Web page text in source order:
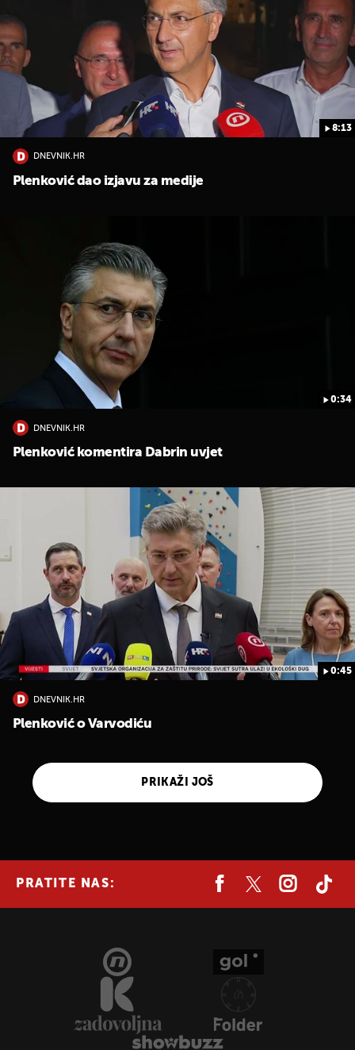
8:13
DNEVNIK.HR
Plenković dao izjavu za medije
0:34
DNEVNIK.HR
Plenković komentira Dabrin uvjet
0:45
DNEVNIK.HR
Plenković o Varvodiću
PRIKAŽI JOŠ
PRATITE NAS: